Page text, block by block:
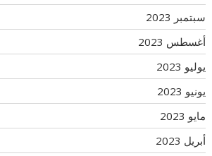
سبتمبر 2023
أغسطس 2023
يوليو 2023
يونيو 2023
مايو 2023
أبريل 2023